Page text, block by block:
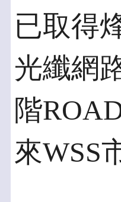
已取得
光纖網
階
來WSS